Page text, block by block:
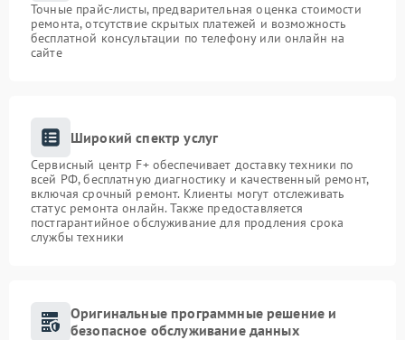
Точные прайс-листы, предварительная оценка стоимости
ремонта, отсутствие скрытых платежей и возможность
бесплатной консультации по телефону или онлайн на
сайте
Широкий спектр услуг
Сервисный центр F+ обеспечивает доставку техники по
всей РФ, бесплатную диагностику и качественный ремонт,
включая срочный ремонт. Клиенты могут отслеживать
статус ремонта онлайн. Также предоставляется
постгарантийное обслуживание для продления срока
службы техники
Оригинальные программные решение и
безопасное обслуживание данных